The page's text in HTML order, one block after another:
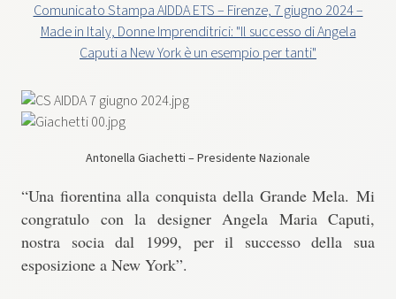
Comunicato Stampa AIDDA ETS – Firenze, 7 giugno 2024 –
Made in Italy, Donne Imprenditrici: "Il successo di Angela
Caputi a New York è un esempio per tanti"
Antonella Giachetti – Presidente Nazionale
“Una fiorentina alla conquista della Grande Mela. Mi
congratulo con la designer Angela Maria Caputi,
nostra socia dal 1999, per il successo della sua
esposizione a New York”.